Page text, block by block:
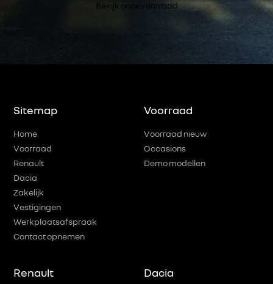
Bekijk onze voorraad
Sitemap
Home
Voorraad
Renault
Dacia
Zakelijk
Vestigingen
Werkplaatsafspraak
Contact opnemen
Voorraad
Voorraad nieuw
Occasions
Demo modellen
Renault Dacia